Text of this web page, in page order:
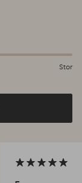
Stor